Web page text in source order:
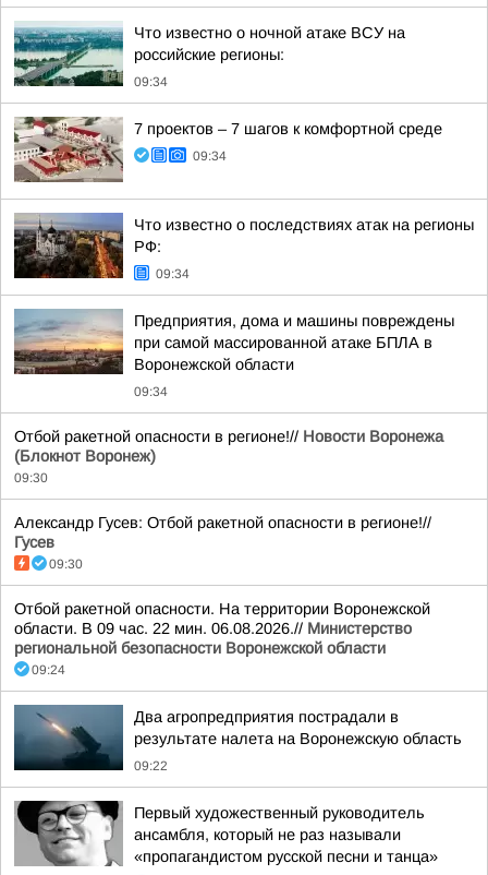
Что известно о ночной атаке ВСУ на
российские регионы:
09:34
7 проектов – 7 шагов к комфортной среде
09:34
Что известно о последствиях атак на регионы
РФ:
09:34
Предприятия, дома и машины повреждены
при самой массированной атаке БПЛА в
Воронежской области
09:34
Отбой ракетной опасности в регионе!// Новости Воронежа
(Блокнот Воронеж)
09:30
Александр Гусев: Отбой ракетной опасности в регионе!//
Гусев
09:30
Отбой ракетной опасности. На территории Воронежской
области. В 09 час. 22 мин. 06.08.2026.// Министерство
региональной безопасности Воронежской области
09:24
Два агропредприятия пострадали в
результате налета на Воронежскую область
09:22
Первый художественный руководитель
ансамбля, который не раз называли
«пропагандистом русской песни и танца»